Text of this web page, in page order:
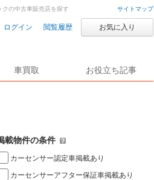
サイトマップ
ログイン 閲覧履歴 お気に入り
車買取 お役立ち記事
の中古車販売店を探す
載物件の条件
カーセンサー認定車掲載あり
カーセンサーアフター保証車掲載あり